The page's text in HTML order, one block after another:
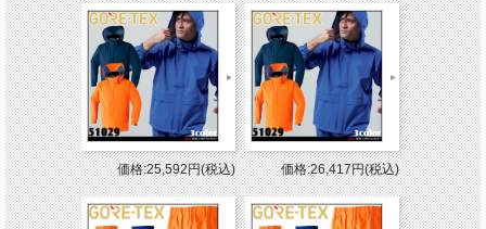
価格:25,592円(税込) 価格:26,417円(税込)